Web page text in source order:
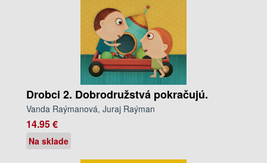
Drobci 2. Dobrodružstvá pokračujú.
Vanda Raýmanová, Juraj Raýman
14.95 €
Na sklade